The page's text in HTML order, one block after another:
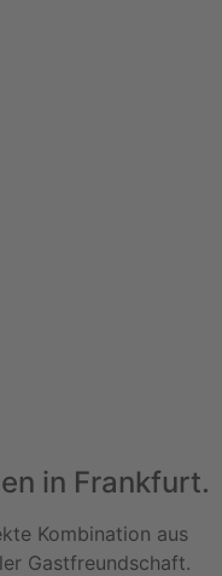
in Frankfurt.
Kombination aus
Gastfreundschaft.